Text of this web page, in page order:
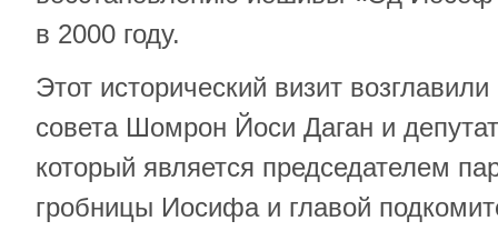
в 2000 году.
Этот исторический визит
совета Шомрон Йоси Даган и
который является председателем
гробницы Иосифа и главой